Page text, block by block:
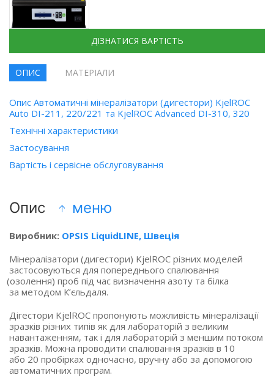
ДІЗНАТИСЯ ВАРТІСТЬ
ОПИС МАТЕРІАЛИ
Опис Автоматичні мінералізатори (дигестори) KjelROC
Auto DI-211, 220/221 та KjelROC Advanced DI-310, 320
Технічні характеристики
Застосування
Вартість і сервісне обслуговування
Опис меню
Виробник: OPSIS LiquidLINE, Швеція
Мінералізатори (дигестори) KjelROC різних моделей
застосовуються для попереднього спалювання
(озолення) проб під час визначення азоту та білка
за методом К’єльдаля.
Дігестори KjelROC пропонують можливість мінералізації
зразків різних типів як для лабораторій з великим
навантаженням, так і для лабораторій з меншим потоком
зразків. Можна проводити спалювання зразків в 10
або 20 пробірках одночасно, вручну або за допомогою
автоматичних програм.